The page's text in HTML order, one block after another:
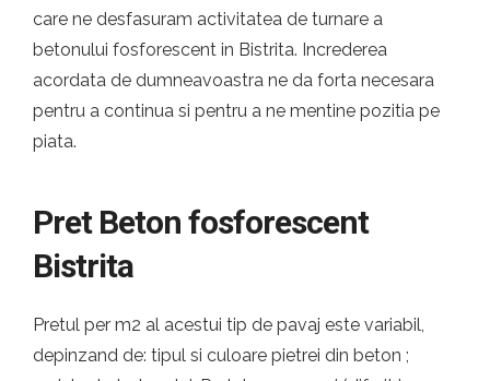
care ne desfasuram activitatea de turnare a
betonului fosforescent in Bistrita. Increderea
acordata de dumneavoastra ne da forta necesara
pentru a continua si pentru a ne mentine pozitia pe
piata.
Pret Beton fosforescent
Bistrita
Pretul per m2 al acestui tip de pavaj este variabil,
depinzand de: tipul si culoare pietrei din beton ;